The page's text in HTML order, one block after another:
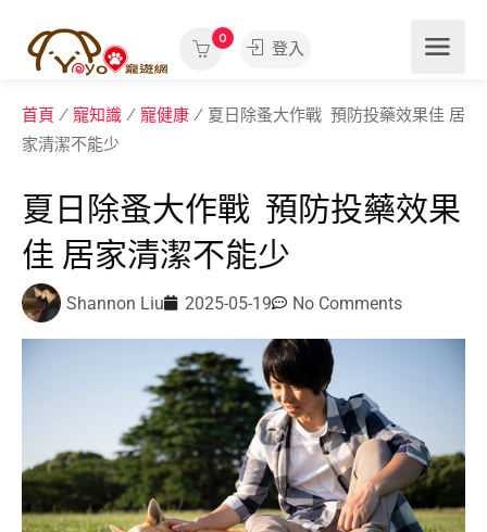
0
登入
首頁 / 寵知識 / 寵健康 / 夏日除蚤大作戰 預防投藥效果佳 居
家清潔不能少
夏日除蚤大作戰 預防投藥效果
佳 居家清潔不能少
Shannon Liu 2025-05-19 No Comments